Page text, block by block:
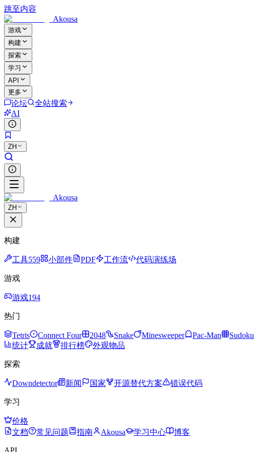
跳至内容
Akousa
游戏
构建
探索
学习
API
更多
论坛
全站搜索
AI
ZH
Akousa
ZH
构建
工具559 小部件 PDF 工作流 代码演练场
游戏
游戏194
热门
Tetris Connect Four 2048 Snake Minesweeper Pac-Man Sudoku
统计
成就 排行榜 外观物品
探索
Downdetector 新闻 国家 开源替代方案 错误代码
学习
价格
文档
常见问题 指南 Akousa 学习中心 博客
API